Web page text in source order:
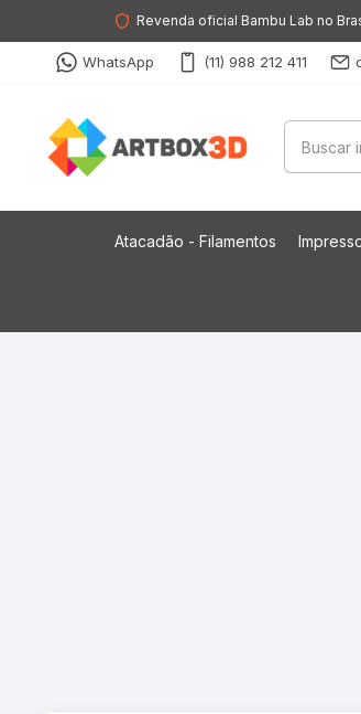
Revenda oficial Bambu Lab no
WhatsApp (11) 988 212 411
Atacadão - Filamentos